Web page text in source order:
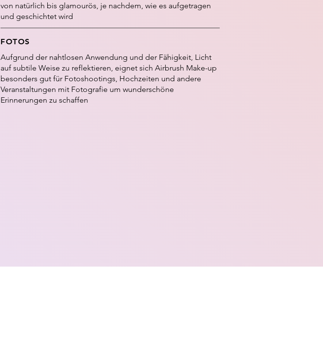
von natürlich bis glamourös, je nachdem, wie es aufgetragen
und geschichtet wird
FOTOS
Aufgrund der nahtlosen Anwendung und der Fähigkeit, Licht
auf subtile Weise zu reflektieren, eignet sich Airbrush Make-up
besonders gut für Fotoshootings, Hochzeiten und andere
Veranstaltungen mit Fotografie um wunderschöne
Erinnerungen zu schaffen